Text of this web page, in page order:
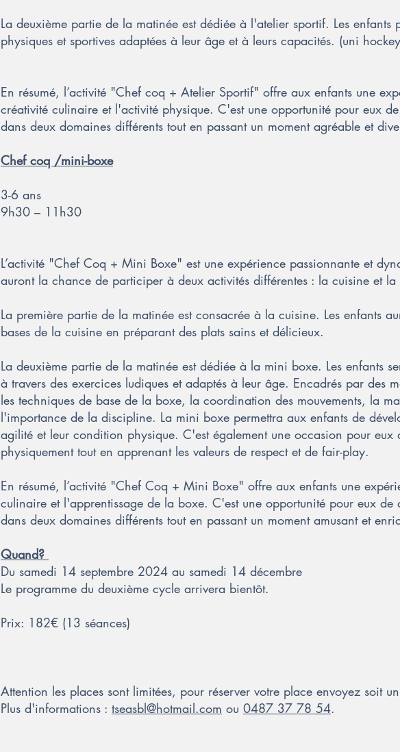
La deuxième partie de la matinée est dédiée à l'atelier sportif. Les enfants
physiques et sportives adaptées à leur âge et à leurs capacités. (uni
En résumé, l’activité "Chef coq + Atelier Sportif" offre aux enfants une
créativité culinaire et l'activité physique. C'est une opportunité pour eux
dans deux domaines différents tout en passant un moment agréable et
Chef coq /mini-boxe
3-6 ans
9h30 – 11h30
L’activité "Chef Coq + Mini Boxe" est une expérience passionnante et
auront la chance de participer à deux activités différentes : la cuisine et
La première partie de la matinée est consacrée à la cuisine. Les enfants
bases de la cuisine en préparant des plats sains et délicieux.
La deuxième partie de la matinée est dédiée à la mini boxe. Les enfants
à travers des exercices ludiques et adaptés à leur âge. Encadrés par des
les techniques de base de la boxe, la coordination des mouvements, la
l'importance de la discipline. La mini boxe permettra aux enfants de
agilité et leur condition physique. C'est également une occasion pour eux
physiquement tout en apprenant les valeurs de respect et de fair-play.
En résumé, l’activité "Chef Coq + Mini Boxe" offre aux enfants une
culinaire et l'apprentissage de la boxe. C'est une opportunité pour eux de
dans deux domaines différents tout en passant un moment amusant et
Quand?
Du samedi 14 septembre 2024 au samedi 14 décembre
Le programme du deuxième cycle arrivera bientôt.
Prix: 182€ (13 séances)
Attention les places sont limitées, pour réserver votre place envoyez soit
Plus d'informations : tseasbl@hotmail.com ou 0487 37 78 54.